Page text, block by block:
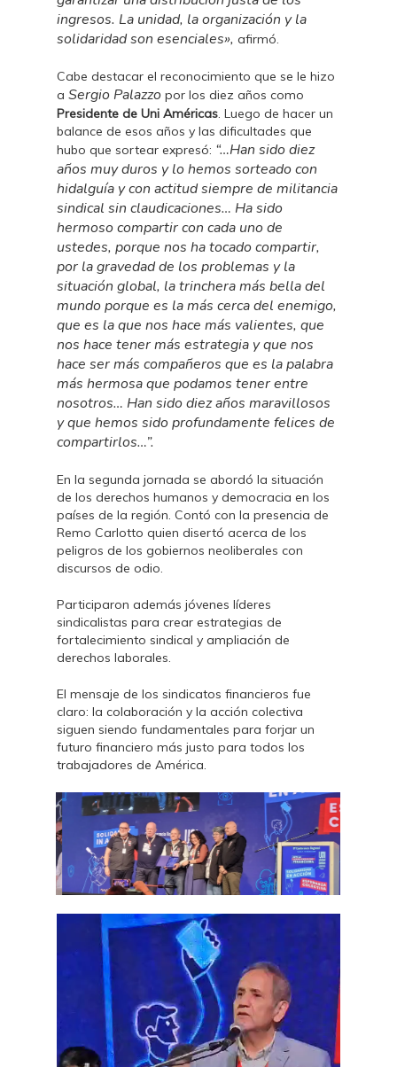
ingresos. La unidad, la organización y la
solidaridad son esenciales», afirmó.
Cabe destacar el reconocimiento que se le hizo
aSergio Palazzo por los diez años como
Presidente de Uni Américas. Luego de hacer un
balance de esos años y las dificultades que
hubo que sortear expresó: “…Han sido diez
años muy duros y lo hemos sorteado con
hidalguía y con actitud siempre de militancia
sindical sin claudicaciones… Ha sido
hermoso compartir con cada uno de
ustedes, porque nos ha tocado compartir,
por la gravedad de los problemas y la
situación global, la trinchera más bella del
mundo porque es la más cerca del enemigo,
que es la que nos hace más valientes, que
nos hace tener más estrategia y que nos
hace ser más compañeros que es la palabra
más hermosa que podamos tener entre
nosotros… Han sido diez años maravillosos
y que hemos sido profundamente felices de
compartirlos…”.
En la segunda jornada se abordó la situación
de los derechos humanos y democracia en los
países de la región. Contó con la presencia de
Remo Carlotto quien disertó acerca de los
peligros de los gobiernos neoliberales con
discursos de odio.
Participaron además jóvenes líderes
sindicalistas para crear estrategias de
fortalecimiento sindical y ampliación de
derechos laborales.
El mensaje de los sindicatos financieros fue
claro: la colaboración y la acción colectiva
siguen siendo fundamentales para forjar un
futuro financiero más justo para todos los
trabajadores de América.